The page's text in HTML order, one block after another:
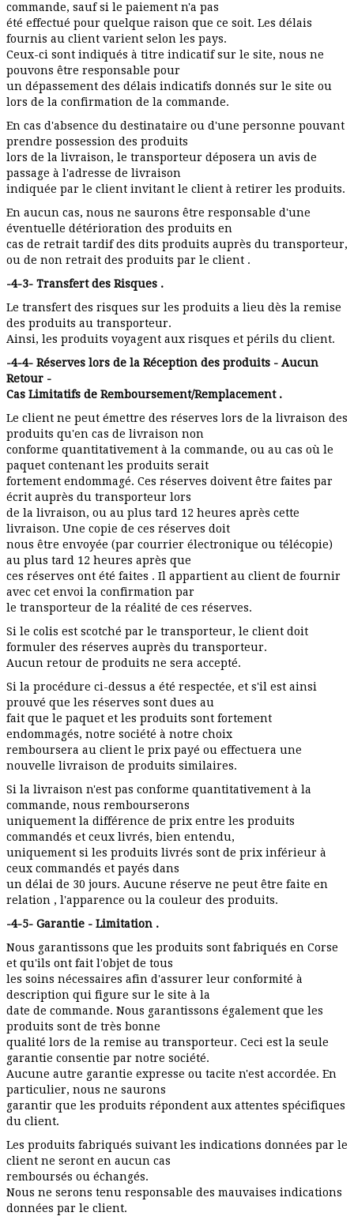
commande, sauf si le paiement n'a pas
été effectué pour quelque raison que ce soit. Les délais
fournis au client varient selon les pays.
Ceux-ci sont indiqués à titre indicatif sur le site, nous ne
pouvons être responsable pour
un dépassement des délais indicatifs donnés sur le site ou
lors de la confirmation de la commande.
En cas d'absence du destinataire ou d'une personne pouvant
prendre possession des produits
lors de la livraison, le transporteur déposera un avis de
passage à l'adresse de livraison
indiquée par le client invitant le client à retirer les produits.
En aucun cas, nous ne saurons être responsable d'une
éventuelle détérioration des produits en
cas de retrait tardif des dits produits auprès du transporteur,
ou de non retrait des produits par le client .
-4-3- Transfert des Risques .
Le transfert des risques sur les produits a lieu dès la remise
des produits au transporteur.
Ainsi, les produits voyagent aux risques et périls du client.
-4-4- Réserves lors de la Réception des produits - Aucun
Retour -
Cas Limitatifs de Remboursement/Remplacement .
Le client ne peut émettre des réserves lors de la livraison des
produits qu'en cas de livraison non
conforme quantitativement à la commande, ou au cas où le
paquet contenant les produits serait
fortement endommagé. Ces réserves doivent être faites par
écrit auprès du transporteur lors
de la livraison, ou au plus tard 12 heures après cette
livraison. Une copie de ces réserves doit
nous être envoyée (par courrier électronique ou télécopie)
au plus tard 12 heures après que
ces réserves ont été faites . Il appartient au client de fournir
avec cet envoi la confirmation par
le transporteur de la réalité de ces réserves.
Si le colis est scotché par le transporteur, le client doit
formuler des réserves auprès du transporteur.
Aucun retour de produits ne sera accepté.
Si la procédure ci-dessus a été respectée, et s'il est ainsi
prouvé que les réserves sont dues au
fait que le paquet et les produits sont fortement
endommagés, notre société à notre choix
remboursera au client le prix payé ou effectuera une
nouvelle livraison de produits similaires.
Si la livraison n'est pas conforme quantitativement à la
commande, nous rembourserons
uniquement la différence de prix entre les produits
commandés et ceux livrés, bien entendu,
uniquement si les produits livrés sont de prix inférieur à
ceux commandés et payés dans
un délai de 30 jours. Aucune réserve ne peut être faite en
relation , l'apparence ou la couleur des produits.
-4-5- Garantie - Limitation .
Nous garantissons que les produits sont fabriqués en Corse
et qu'ils ont fait l'objet de tous
les soins nécessaires afin d'assurer leur conformité à
description qui figure sur le site à la
date de commande. Nous garantissons également que les
produits sont de très bonne
qualité lors de la remise au transporteur. Ceci est la seule
garantie consentie par notre société.
Aucune autre garantie expresse ou tacite n'est accordée. En
particulier, nous ne saurons
garantir que les produits répondent aux attentes spécifiques
du client.
Les produits fabriqués suivant les indications données par le
client ne seront en aucun cas
remboursés ou échangés.
Nous ne serons tenu responsable des mauvaises indications
données par le client.